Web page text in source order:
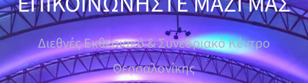
Διεθνές Εκθεσιακό & Συνεδριακό Κέντρο
Θεσσαλονίκης